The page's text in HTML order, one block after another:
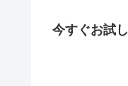
今すぐお試し